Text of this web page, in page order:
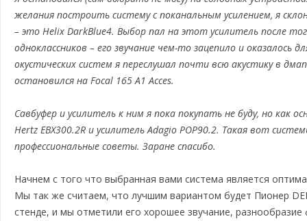
желания построить систему с поканальным усилением, я
– это Helix DarkBlue4. Выбор пал на этот усилитель после
одноклассников – его звучание чем-то зацепило и
окустических систем я переслушал почти всю акустику в
остановился на Focal 165 A1 Acces.
Савбуфер и усилитель к ним я пока покупать не буду, но как
Hertz EBX300.2R и усилитель Adagio POP90.2. Такая вот
профессиональные советы. Заране спасибо.
Начнем с того что выбранная вами система является
Мы так же считаем, что лучшим вариантом будет Пионер
стенде, и мы отметили его хорошее звучание,